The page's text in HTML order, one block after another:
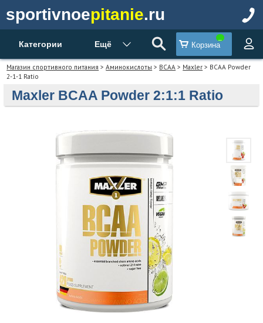
sportivnoepitanie.ru
Категории Ещё Корзина
Магазин спортивного питания >Аминокислоты > BCAA > Maxler > BCAA Powder
2-1-1 Ratio
Maxler BCAA Powder 2:1:1 Ratio